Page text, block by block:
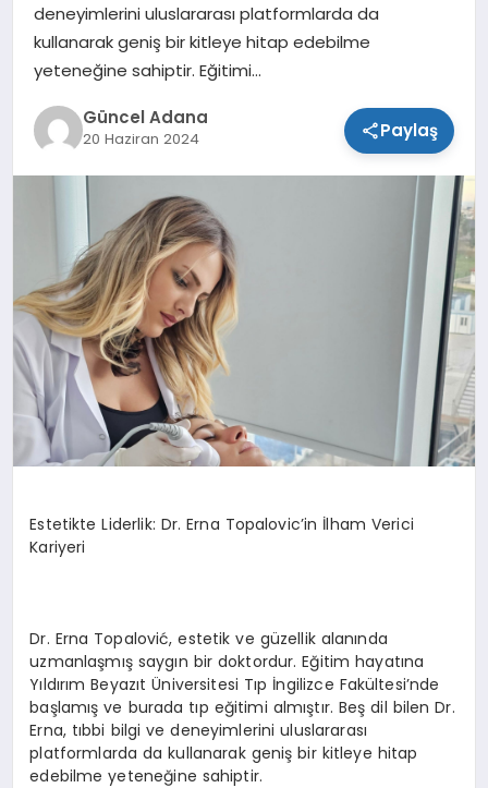
deneyimlerini uluslararası platformlarda da
kullanarak geniş bir kitleye hitap edebilme
yeteneğine sahiptir. Eğitimi…
Güncel Adana
20 Haziran 2024 Paylaş
Estetikte Liderlik: Dr. Erna Topalovic’in İlham Verici
Kariyeri
Dr. Erna Topalović, estetik ve güzellik alanında
uzmanlaşmış saygın bir doktordur. Eğitim hayatına
Yıldırım Beyazıt Üniversitesi Tıp İngilizce Fakültesi’nde
başlamış ve burada tıp eğitimi almıştır. Beş dil bilen Dr.
Erna, tıbbi bilgi ve deneyimlerini uluslararası
platformlarda da kullanarak geniş bir kitleye hitap
edebilme yeteneğine sahiptir.